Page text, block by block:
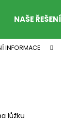
NAŠE ŘEŠENÍ
INFORMACE
lůžku